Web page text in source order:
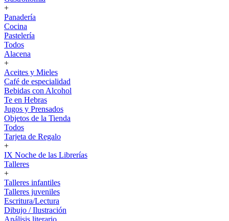
+
Panadería
Cocina
Pastelería
Todos
Alacena
+
Aceites y Mieles
Café de especialidad
Bebidas con Alcohol
Te en Hebras
Jugos y Prensados
Objetos de la Tienda
Todos
Tarjeta de Regalo
+
IX Noche de las Librerías
Talleres
+
Talleres infantiles
Talleres juveniles
Escritura/Lectura
Dibujo / Ilustración
Análisis literario